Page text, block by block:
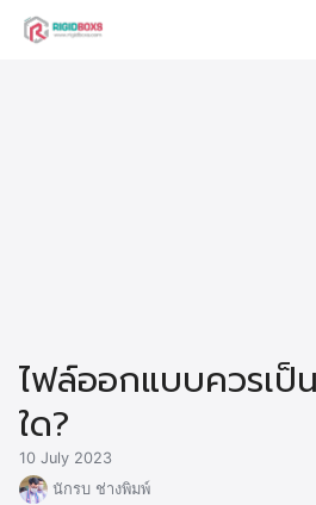
Skip
ไฟล์ออกแบบควรเป็
ใด?
10 July 2023
นักรบ ช่างพิมพ์